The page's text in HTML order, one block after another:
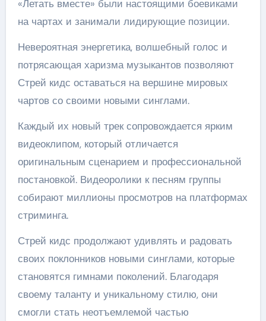
«Летать вместе» были настоящими боевиками
на чартах и занимали лидирующие позиции.
Невероятная энергетика, волшебный голос и
потрясающая харизма музыкантов позволяют
Стрей кидс оставаться на вершине мировых
чартов со своими новыми синглами.
Каждый их новый трек сопровождается ярким
видеоклипом, который отличается
оригинальным сценарием и профессиональной
постановкой. Видеоролики к песням группы
собирают миллионы просмотров на платформах
стриминга.
Стрей кидс продолжают удивлять и радовать
своих поклонников новыми синглами, которые
становятся гимнами поколений. Благодаря
своему таланту и уникальному стилю, они
смогли стать неотъемлемой частью